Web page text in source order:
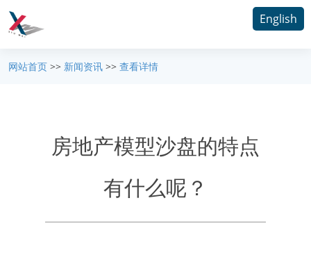
English
网站首页 >> 新闻资讯 >> 查看详情
房地产模型沙盘的特点
有什么呢？